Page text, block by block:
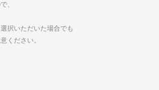
、
択いただいた場合でも
ください。